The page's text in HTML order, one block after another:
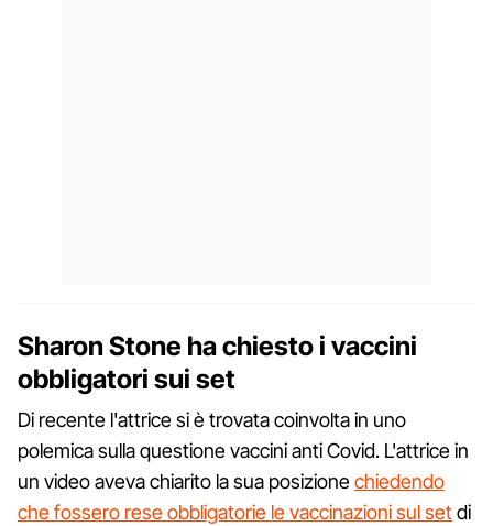
Sharon Stone ha chiesto i vaccini
obbligatori sui set
Di recente l'attrice si è trovata coinvolta in uno
polemica sulla questione vaccini anti Covid. L'attrice in
un video aveva chiarito la sua posizionechiedendo
che fossero rese obbligatorie le vaccinazioni sul setdi